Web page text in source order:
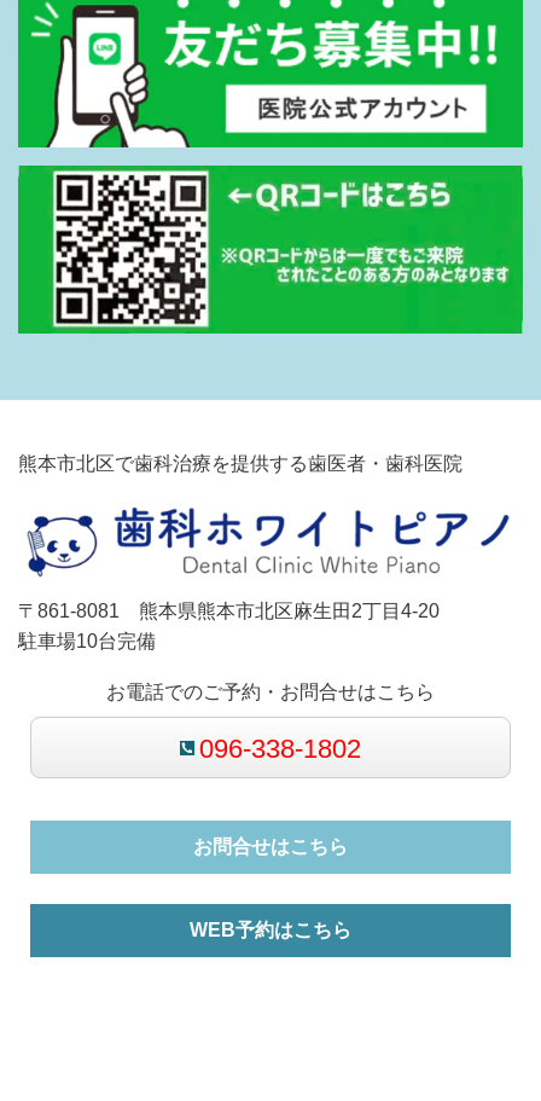
熊本市北区で歯科治療を提供する歯医者・歯科医院
〒861-8081 熊本県熊本市北区麻生田2丁目4-20
駐車場10台完備
お電話でのご予約・お問合せはこちら
096-338-1802
お問合せはこちら
WEB予約はこちら